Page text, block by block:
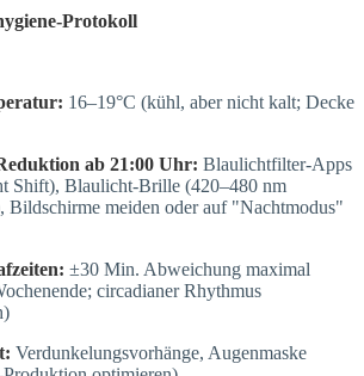
Protokoll
16–19°C (kühl, aber nicht kalt; Decke
ab 21:00 Uhr: Blaulichtfilter-Apps
Shift), Blaulicht-Brille (420–480 nm
Bildschirme meiden oder auf "Nachtmodus"
±30 Min. Abweichung maximal
circadianer Rhythmus
Verdunkelungsvorhänge, Augenmaske